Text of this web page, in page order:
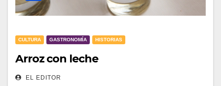
CULTURA GASTRONOMÍA HISTORIAS
Arroz con leche
EL EDITOR